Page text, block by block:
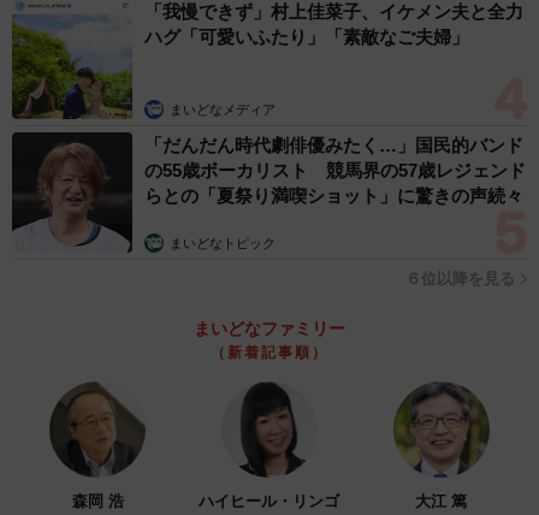
そうではあるけど牙むき出しで、気に入らないとカプッと
きました」
「我慢できず」村上佳菜子、イケメン夫と全力
ハグ「可愛いふたり」「素敵なご夫婦」
まいどなメディア
「だんだん時代劇俳優みたく…」国民的バンド
の55歳ボーカリスト 競馬界の57歳レジェンド
らとの「夏祭り満喫ショット」に驚きの声続々
まいどなトピック
６位以降を見る
まいどなファミリー
（新着記事順）
森岡 浩 ハイヒール・リンゴ 大江 篤